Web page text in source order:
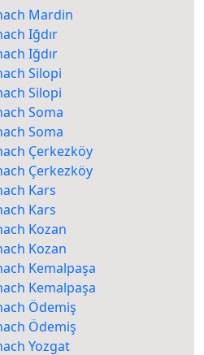
Mardin
Iğdır
Iğdır
Silopi
Silopi
Soma
Soma
Çerkezköy
Çerkezköy
Kars
Kars
Kozan
Kozan
Kemalpaşa
Kemalpaşa
Ödemiş
Ödemiş
Yozgat